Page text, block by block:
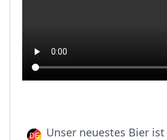
Unser neuestes Bier